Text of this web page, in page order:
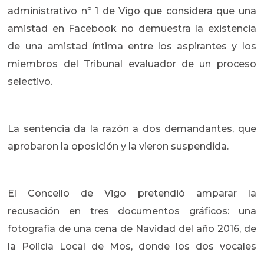
administrativo nº 1 de Vigo que considera que una
amistad en Facebook no demuestra la existencia
de una amistad íntima entre los aspirantes y los
miembros del Tribunal evaluador de un proceso
selectivo.
La sentencia da la razón a dos demandantes, que
aprobaron la oposición y la vieron suspendida.
El Concello de Vigo pretendió amparar la
recusación en tres documentos gráficos: una
fotografía de una cena de Navidad del año 2016, de
la Policía Local de Mos, donde los dos vocales